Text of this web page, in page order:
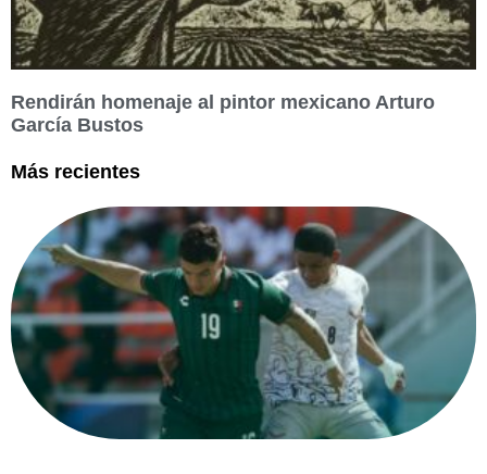
Rendirán homenaje al pintor mexicano Arturo
García Bustos
Más recientes